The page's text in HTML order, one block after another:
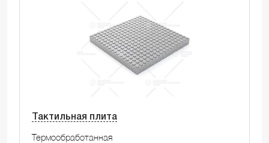
Тактильная плита
Термообработанная